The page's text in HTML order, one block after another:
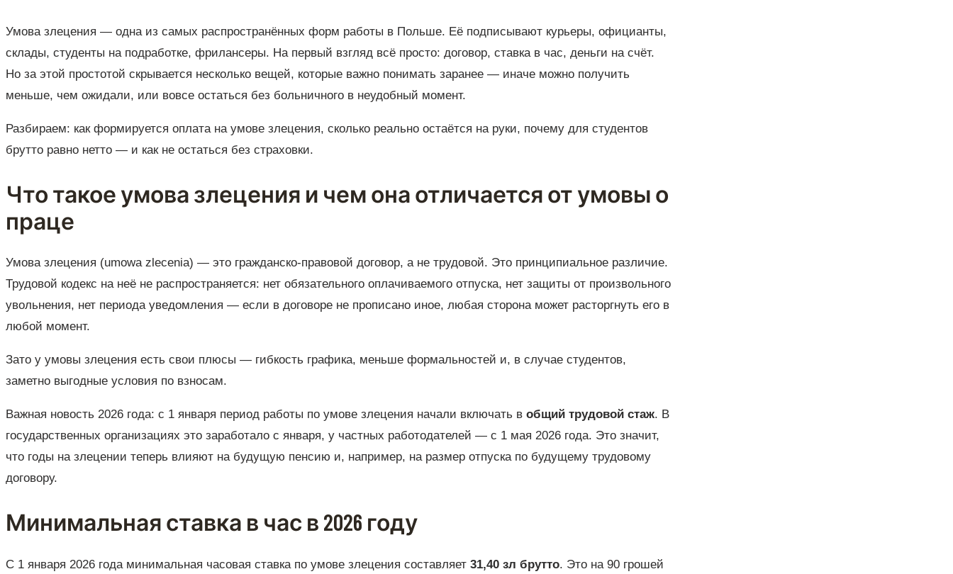
Умова злецения — одна из самых распространённых форм работы в Польше. Её подписывают курьеры, официанты,
склады, студенты на подработке, фрилансеры. На первый взгляд всё просто: договор, ставка в час, деньги на счёт.
Но за этой простотой скрывается несколько вещей, которые важно понимать заранее — иначе можно получить
меньше, чем ожидали, или вовсе остаться без больничного в неудобный момент.
Разбираем: как формируется оплата на умове злецения, сколько реально остаётся на руки, почему для студентов
брутто равно нетто — и как не остаться без страховки.
Что такое умова злецения и чем она отличается от умовы о
праце
Умова злецения (umowa zlecenia) — это гражданско-правовой договор, а не трудовой. Это принципиальное различие.
Трудовой кодекс на неё не распространяется: нет обязательного оплачиваемого отпуска, нет защиты от произвольного
увольнения, нет периода уведомления — если в договоре не прописано иное, любая сторона может расторгнуть его в
любой момент.
Зато у умовы злецения есть свои плюсы — гибкость графика, меньше формальностей и, в случае студентов,
заметно выгодные условия по взносам.
Важная новость 2026 года: с 1 января период работы по умове злецения начали включать в общий трудовой стаж. В
государственных организациях это заработало с января, у частных работодателей — с 1 мая 2026 года. Это значит,
что годы на злецении теперь влияют на будущую пенсию и, например, на размер отпуска по будущему трудовому
договору.
Минимальная ставка в час в 2026 году
С 1 января 2026 года минимальная часовая ставка по умове злецения составляет 31,40 зл брутто. Это на 90 грошей